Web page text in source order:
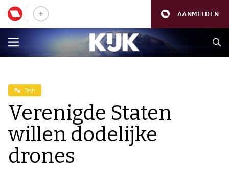
AANMELDEN
Tech
Verenigde Staten
willen dodelijke
drones